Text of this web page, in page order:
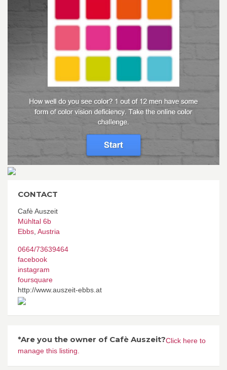
CONTACT
Cafè Auszeit
Mühltal 6b
Ebbs, Austria
0664/73639464
facebook
instagram
foursquare
http://www.auszeit-ebbs.at
*Are you the owner of Cafè Auszeit?Click here to
manage this listing.